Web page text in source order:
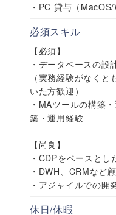
・PC 貸与（MacOS/
必須スキル
【必須】
・データベースの設
（実務経験がなく
いた方歓迎）
・MAツールの構築
築・運用経験
【尚良】
・CDPをベースと
・DWH、CRMなど
・アジャイルでの開
休日/休暇